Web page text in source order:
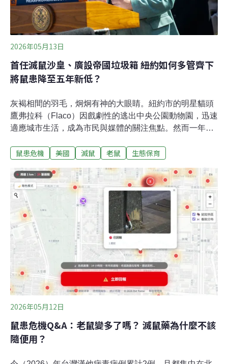
2026年05月13日
首任滅鼠沙皇、廣設帝國垃圾箱 紐約如何多管齊下
將鼠患降至五年新低？
灰褐相間的羽毛，炯炯有神的大眼睛。紐約市的明星貓頭
鷹弗拉科（Flaco）因戲劇性的逃出中央公園動物園，迅速
適應城市生活，成為市民與媒體的關注焦點。然而一年
體內含有四種抗凝血老鼠藥，顯示窗殺意外前，牠的體內
Law），其中包括應採用節育等方式控制鼠患，而非使用
會連帶毒死猛禽的滅鼠藥。首任滅鼠沙皇 紐約的垃圾革命
紐約是全美鼠患第三嚴重的城市，僅次於洛杉磯與芝加
哥。據估計，紐約有約300萬隻老鼠，而每年市府收到的
鼠患投訴高達約4萬起。不論在地鐵、路邊、公寓垃圾場
都常見到超大老鼠的身影。2022年底，紐約前任市長亞當
斯（Eric Adams）一上任就把滅鼠當作施政重點。他的第
一步是啟動「垃圾革命」，從源頭減少老鼠的食物。 過
去，紐約居民與商家下午4點就能把一袋袋垃圾丟在路
邊，而清潔隊要到早上
鼠患危機 美國 滅鼠 老鼠 生態保育
2026年05月12日
鼠患危機Q&A：老鼠變多了嗎？ 滅鼠藥為什麼不該
隨便用？